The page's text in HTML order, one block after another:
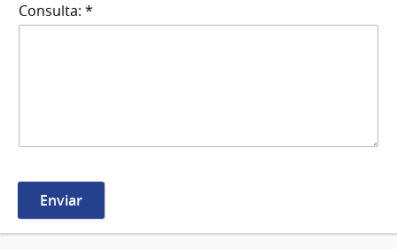
Consulta: *